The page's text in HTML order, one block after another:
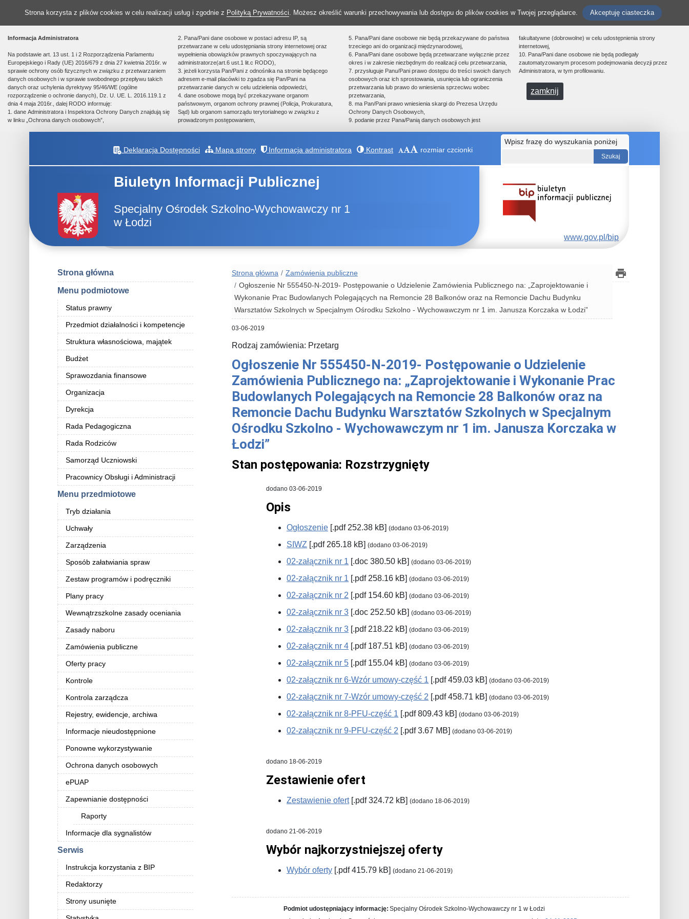
Strona korzysta z plików cookies w celu realizacji usług i zgodnie z Polityką Prywatności. Możesz określić warunki przechowywania lub dostępu do plików cookies w Twojej przeglądarce. Akceptuję ciasteczka
Informacja Administratora
Na podstawie art. 13 ust. 1 i 2 Rozporządzenia Parlamentu
Europejskiego i Rady (UE) 2016/679 z dnia 27 kwietnia 2016r. w
sprawie ochrony osób fizycznych w związku z przetwarzaniem
danych osobowych i w sprawie swobodnego przepływu takich
danych oraz uchylenia dyrektywy 95/46/WE (ogólne
rozporządzenie o ochronie danych), Dz. U. UE. L. 2016.119.1 z
dnia 4 maja 2016r., dalej RODO informuję:
1. dane Administratora i Inspektora Ochrony Danych znajdują się
w linku „Ochrona danych osobowych”,
2. Pana/Pani dane osobowe w postaci adresu IP, są
przetwarzane w celu udostępniania strony internetowej oraz
wypełnienia obowiązków prawnych spoczywających na
administratorze(art.6 ust.1 lit.c RODO),
3. jeżeli korzysta Pan/Pani z odnośnika na stronie będącego
adresem e-mail placówki to zgadza się Pan/Pani na
przetwarzanie danych w celu udzielenia odpowiedzi,
4. dane osobowe mogą być przekazywane organom
państwowym, organom ochrony prawnej (Policja, Prokuratura,
Sąd) lub organom samorządu terytorialnego w związku z
prowadzonym postępowaniem,
5. Pana/Pani dane osobowe nie będą przekazywane do państwa
trzeciego ani do organizacji międzynarodowej,
6. Pana/Pani dane osobowe będą przetwarzane wyłącznie przez
okres i w zakresie niezbędnym do realizacji celu przetwarzania,
7. przysługuje Panu/Pani prawo dostępu do treści swoich danych
osobowych oraz ich sprostowania, usunięcia lub ograniczenia
przetwarzania lub prawo do wniesienia sprzeciwu wobec
przetwarzania,
8. ma Pan/Pani prawo wniesienia skargi do Prezesa Urzędu
Ochrony Danych Osobowych,
9. podanie przez Pana/Panią danych osobowych jest
fakultatywne (dobrowolne) w celu udostępnienia strony
internetowej,
10. Pana/Pani dane osobowe nie będą podlegały
zautomatyzowanym procesom podejmowania decyzji przez
Administratora, w tym profilowaniu.
zamknij
Deklaracja Dostępności Mapa strony Informacja administratora Kontrast rozmiar czcionki
Wpisz frazę do wyszukania poniżej
Biuletyn Informacji Publicznej
Specjalny Ośrodek Szkolno-Wychowawczy nr 1
w Łodzi
www.gov.pl/bip
Strona główna
Menu podmiotowe
Status prawny
Przedmiot działalności i kompetencje
Struktura własnościowa, majątek
Budżet
Sprawozdania finansowe
Organizacja
Dyrekcja
Rada Pedagogiczna
Rada Rodziców
Samorząd Uczniowski
Pracownicy Obsługi i Administracji
Menu przedmiotowe
Tryb działania
Uchwały
Zarządzenia
Sposób załatwiania spraw
Zestaw programów i podręczniki
Plany pracy
Wewnątrzszkolne zasady oceniania
Zasady naboru
Zamówienia publiczne
Oferty pracy
Kontrole
Kontrola zarządcza
Rejestry, ewidencje, archiwa
Informacje nieudostępnione
Ponowne wykorzystywanie
Ochrona danych osobowych
ePUAP
Zapewnianie dostępności
Raporty
Informacje dla sygnalistów
Serwis
Instrukcja korzystania z BIP
Redaktorzy
Strony usunięte
Strona główna
Zamówienia publiczne
Ogłoszenie Nr 555450-N-2019- Postępowanie o Udzielenie Zamówienia Publicznego na: „Zaprojektowanie i
Wykonanie Prac Budowlanych Polegających na Remoncie 28 Balkonów oraz na Remoncie Dachu Budynku
Warsztatów Szkolnych w Specjalnym Ośrodku Szkolno - Wychowawczym nr 1 im. Janusza Korczaka w Łodzi”
03-06-2019
Rodzaj zamówienia: Przetarg
Ogłoszenie Nr 555450-N-2019- Postępowanie o Udzielenie
Zamówienia Publicznego na: „Zaprojektowanie i Wykonanie Prac
Budowlanych Polegających na Remoncie 28 Balkonów oraz na
Remoncie Dachu Budynku Warsztatów Szkolnych w Specjalnym
Ośrodku Szkolno - Wychowawczym nr 1 im. Janusza Korczaka w
Łodzi”
Stan postępowania: Rozstrzygnięty
dodano 03-06-2019
Opis
Ogłoszenie [.pdf 252.38 kB](dodano 03-06-2019)
SIWZ [.pdf 265.18 kB](dodano 03-06-2019)
02-załącznik nr 1 [.doc 380.50 kB](dodano 03-06-2019)
02-załącznik nr 1 [.pdf 258.16 kB](dodano 03-06-2019)
02-załącznik nr 2 [.pdf 154.60 kB](dodano 03-06-2019)
02-załącznik nr 3 [.doc 252.50 kB](dodano 03-06-2019)
02-załącznik nr 3 [.pdf 218.22 kB](dodano 03-06-2019)
02-załącznik nr 4 [.pdf 187.51 kB](dodano 03-06-2019)
02-załącznik nr 5 [.pdf 155.04 kB](dodano 03-06-2019)
02-załącznik nr 6-Wzór umowy-część 1 [.pdf 459.03 kB](dodano 03-06-2019)
02-załącznik nr 7-Wzór umowy-część 2 [.pdf 458.71 kB](dodano 03-06-2019)
02-załącznik nr 8-PFU-część 1 [.pdf 809.43 kB](dodano 03-06-2019)
02-załącznik nr 9-PFU-część 2 [.pdf 3.67 MB](dodano 03-06-2019)
dodano 18-06-2019
Zestawienie ofert
Zestawienie ofert[.pdf 324.72 kB](dodano 18-06-2019)
dodano 21-06-2019
Wybór najkorzystniejszej oferty
Wybór oferty [.pdf 415.79 kB](dodano 21-06-2019)
Podmiot udostępniający informację: Specjalny Ośrodek Szkolno-Wychowawczy nr 1 w Łodzi